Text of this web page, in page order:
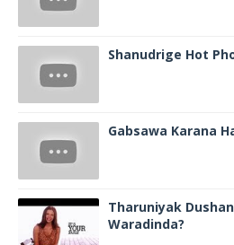
Shanudrige Hot
Gabsawa Karana
Tharuniyak
Waradinda?